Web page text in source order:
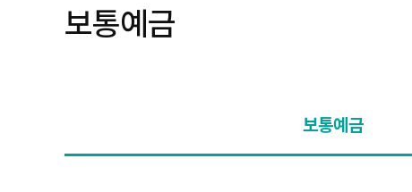
보통예금
보통예금